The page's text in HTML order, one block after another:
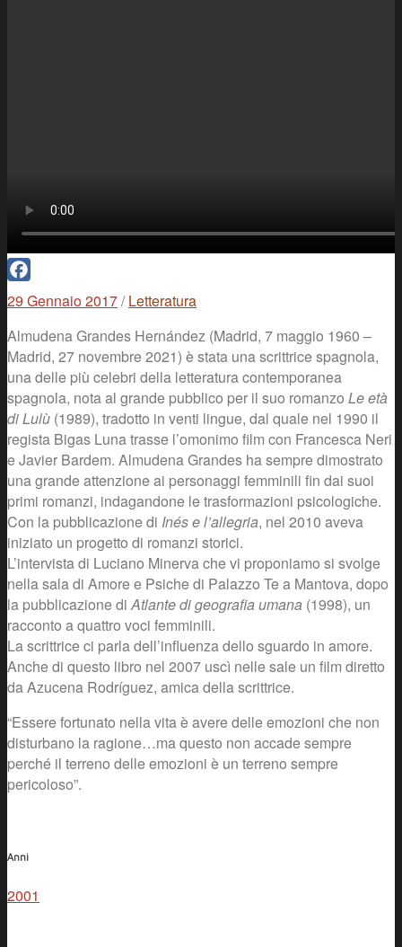
Facebook
29 Gennaio 2017/ Letteratura
Almudena Grandes Hernández (Madrid, 7 maggio 1960 –
Madrid, 27 novembre 2021) è stata una scrittrice spagnola,
una delle più celebri della letteratura contemporanea
spagnola, nota al grande pubblico per il suo romanzo Le età
di Lulù (1989), tradotto in venti lingue, dal quale nel 1990 il
regista Bigas Luna trasse l’omonimo film con Francesca Neri
e Javier Bardem. Almudena Grandes ha sempre dimostrato
una grande attenzione ai personaggi femminili fin dai suoi
primi romanzi, indagandone le trasformazioni psicologiche.
Con la pubblicazione di Inés e l’allegria, nel 2010 aveva
iniziato un progetto di romanzi storici.
L’intervista di Luciano Minerva che vi proponiamo si svolge
nella sala di Amore e Psiche di Palazzo Te a Mantova, dopo
la pubblicazione diAtlante di geografia umana (1998), un
racconto a quattro voci femminili.
La scrittrice ci parla dell’influenza dello sguardo in amore.
Anche di questo libro nel 2007 uscì nelle sale un film diretto
da Azucena Rodríguez, amica della scrittrice.
“Essere fortunato nella vita è avere delle emozioni che non
disturbano la ragione…ma questo non accade sempre
perché il terreno delle emozioni è un terreno sempre
pericoloso”.
Anni
2001